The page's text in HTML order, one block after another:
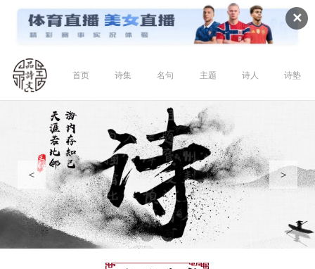
✕
首页 诗集 名句 主题 诗人 诗塾
< >